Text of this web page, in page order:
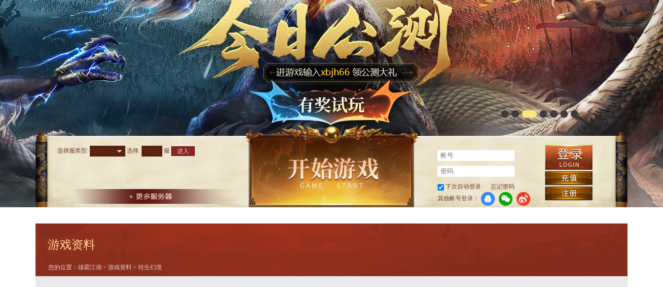
下次自动登录
忘记密码
其他帐号登录：
选择服类型: 选择: 服 进入
游戏资料
您的位置： 雄霸江湖 > 游戏资料 > 转生幻境